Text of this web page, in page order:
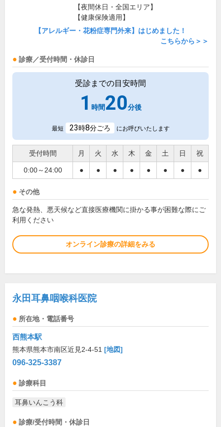
【夜間休日・全国エリア】
【健康保険適用】
【アレルギー・花粉症専門外来】はじめました！
こちらから＞＞
診療／受付時間・休診日
受診までの目安時間
1 時間20分後
最短 23時8分ごろ にお呼びいたします
受付時間 月 火 水 木 金 土 日 祝
0:00～24:00 ● ● ● ● ● ● ● ●
その他
急な発熱、悪天候など直接医療機関に掛かる事が困難な際にご
利用ください
オンライン診療の詳細をみる
永田耳鼻咽喉科医院
所在地・電話番号
西熊本駅
熊本県熊本市南区近見2-4-51 [地図]
096-325-3387
診療科目
耳鼻いんこう科
診療/受付時間・休診日